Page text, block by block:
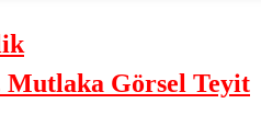
Görsel Teyit